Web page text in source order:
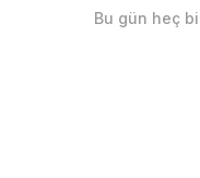
Bu gün heç